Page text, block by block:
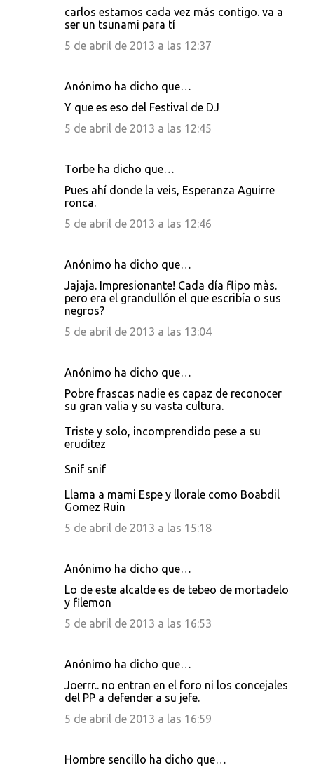
carlos estamos cada vez más contigo. va a
ser un tsunami para tí
5 de abril de 2013 a las 12:37
Anónimo ha dicho que…
Y que es eso del Festival de DJ
5 de abril de 2013 a las 12:45
Torbe ha dicho que…
Pues ahí donde la veis, Esperanza Aguirre
ronca.
5 de abril de 2013 a las 12:46
Anónimo ha dicho que…
Jajaja. Impresionante! Cada día flipo màs.
pero era el grandullón el que escribía o sus
negros?
5 de abril de 2013 a las 13:04
Anónimo ha dicho que…
Pobre frascas nadie es capaz de reconocer
su gran valia y su vasta cultura.
Triste y solo, incomprendido pese a su
eruditez
Snif snif
Llama a mami Espe y llorale como Boabdil
Gomez Ruin
5 de abril de 2013 a las 15:18
Anónimo ha dicho que…
Lo de este alcalde es de tebeo de mortadelo
y filemon
5 de abril de 2013 a las 16:53
Anónimo ha dicho que…
Joerrr.. no entran en el foro ni los concejales
del PP a defender a su jefe.
5 de abril de 2013 a las 16:59
Hombre sencillo ha dicho que…